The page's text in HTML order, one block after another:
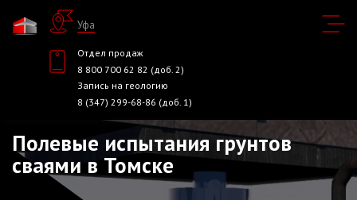
Уфа
Отдел продаж
8 800 700 62 82 (доб. 2)
Запись на геологию
8 (347) 299-68-86 (доб. 1)
Полевые испытания грунтов
сваями в Томске